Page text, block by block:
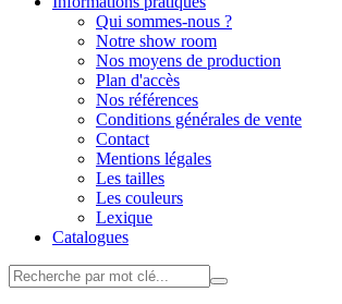
Qui sommes-nous ?
Notre show room
Nos moyens de production
Plan d'accès
Nos références
Conditions générales de vente
Contact
Mentions légales
Les tailles
Les couleurs
Lexique
Catalogues